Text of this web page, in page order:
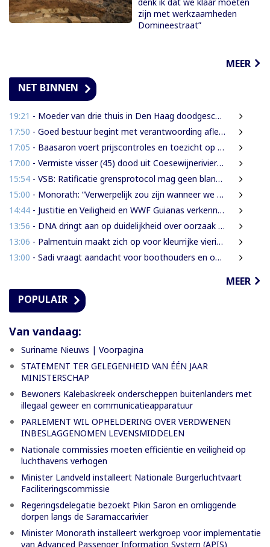
zijn met werkzaamheden
Domineestraat”
MEER
NET BINNEN
19:21 - Moeder van drie thuis in Den Haag doodgeschoten; verdachte ex-partner opgepakt na vluchten
17:50 - Goed bestuur begint met verantwoording afleggen
17:05 - Baasaron voert prijscontroles en toezicht op voedselveiligheid op
17:00 - Vermiste visser (45) dood uit Coesewijnerivier gehaald
15:54 - VSB: Ratificatie grensprotocol mag geen blanco cheque zijn
15:00 - Monorath: “Verwerpelijk zou zijn wanneer we de dingen zouden bedekken met de mantel der liefde”
14:44 - Justitie en Veiligheid en WWF Guianas verkennen verdere samenwerking
13:56 - DNA dringt aan op duidelijkheid over oorzaak massale vissterfte
13:06 - Palmentuin maakt zich op voor kleurrijke viering Dag der Inheemsen
13:00 - Sadi vraagt aandacht voor boothouders en overbelasting Wijdenboschbrug
MEER
POPULAIR
Van vandaag:
Suriname Nieuws | Voorpagina
STATEMENT TER GELEGENHEID VAN ÉÉN JAAR
MINISTERSCHAP
Bewoners Kalebaskreek onderscheppen buitenlanders met
illegaal geweer en communicatieapparatuur
PARLEMENT WIL OPHELDERING OVER VERDWENEN
INBESLAGGENOMEN LEVENSMIDDELEN
Nationale commissies moeten efficiëntie en veiligheid op
luchthavens verhogen
Minister Landveld installeert Nationale Burgerluchtvaart
Faciliteringscommissie
Regeringsdelegatie bezoekt Pikin Saron en omliggende
dorpen langs de Saramaccarivier
Minister Monorath installeert werkgroep voor implementatie
van Advanced Passenger Information System (APIS)